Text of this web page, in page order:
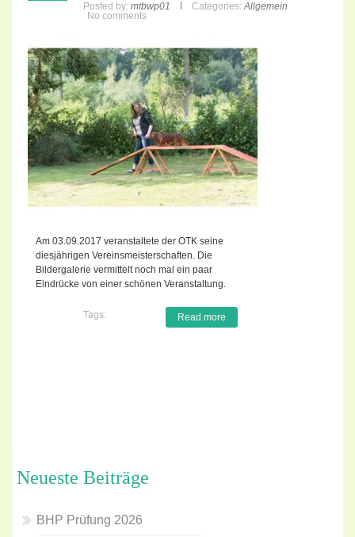
Posted by: mtbwp01 Categories: Allgemein
No comments
Am 03.09.2017 veranstaltete der OTK seine
diesjährigen Vereinsmeisterschaften. Die
Bildergalerie vermittelt noch mal ein paar
Eindrücke von einer schönen Veranstaltung.
Read more
Tags:
Neueste Beiträge
BHP Prüfung 2026